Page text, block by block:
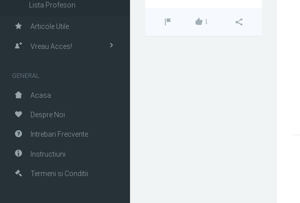
Lista Profesori
Articole Utile
Vreau Acces!
GENERAL
Acasa
Despre Noi
Intrebari Frecvente
Instructiuni
Termeni si Conditii
1